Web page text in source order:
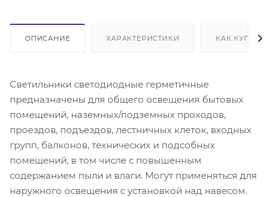
ОПИСАНИЕ ХАРАКТЕРИСТИКИ КАК КУПИТЬ
Светильники светодиодные герметичные
предназначены для общего освещения бытовых
помещений, наземных/подземных проходов,
проездов, подъездов, лестничных клеток, входных
групп, балконов, технических и подсобных
помещений, в том числе с повышенным
содержанием пыли и влаги. Могут применяться для
наружного освещения с установкой над навесом.